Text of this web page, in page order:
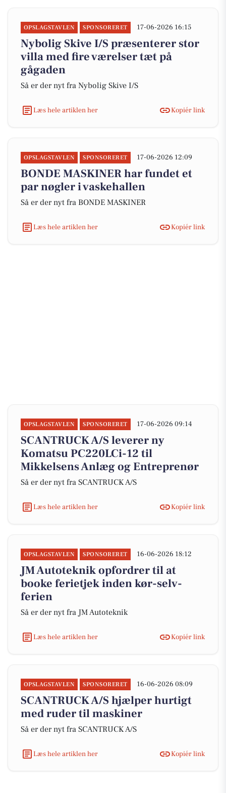
OPSLAGSTAVLEN SPONSORERET 17-06-2026 16:15
Nybolig Skive I/S præsenterer stor
villa med fire værelser tæt på
gågaden
Så er der nyt fra Nybolig Skive I/S
Læs hele artiklen her Kopiér link
OPSLAGSTAVLEN SPONSORERET 17-06-2026 12:09
BONDE MASKINER har fundet et
par nøgler i vaskehallen
Så er der nyt fra BONDE MASKINER
Læs hele artiklen her Kopiér link
OPSLAGSTAVLEN SPONSORERET 17-06-2026 09:14
SCANTRUCK A/S leverer ny
Komatsu PC220LCi-12 til
Mikkelsens Anlæg og Entreprenør
Så er der nyt fra SCANTRUCK A/S
Læs hele artiklen her Kopiér link
OPSLAGSTAVLEN SPONSORERET 16-06-2026 18:12
JM Autoteknik opfordrer til at
booke ferietjek inden kør-selv-
ferien
Så er der nyt fra JM Autoteknik
Læs hele artiklen her Kopiér link
OPSLAGSTAVLEN SPONSORERET 16-06-2026 08:09
SCANTRUCK A/S hjælper hurtigt
med ruder til maskiner
Så er der nyt fra SCANTRUCK A/S
Læs hele artiklen her Kopiér link